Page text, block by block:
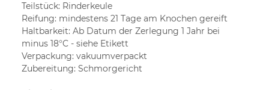
Teilstück: Rinderkeule
Reifung: mindestens 21 Tage am Knochen gereift
Haltbarkeit: Ab Datum der Zerlegung 1 Jahr bei
minus 18°C - siehe Etikett
Verpackung: vakuumverpackt
Zubereitung: Schmorgericht